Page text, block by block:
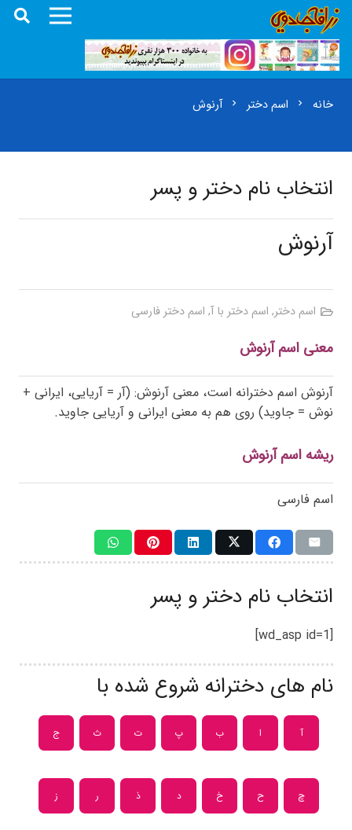
خانه chevron_right اسم دختر chevron_right آرنوش
انتخاب نام دختر و پسر
آرنوش
اسم دختر, اسم دختر با آ, اسم دختر فارسی
معنی اسم آرنوش
آرنوش اسم دخترانه است، معنی آرنوش: (آر = آریایی، ایرانی +
نوش = جاوید) روی هم به معنی ایرانی و آریایی جاوید.
ریشه اسم آرنوش
اسم فارسی
انتخاب نام دختر و پسر
[wd_asp id=1]
نام های دخترانه شروع شده با
آ ا ب پ ت ث ج
چ ح خ د ذ ر ز